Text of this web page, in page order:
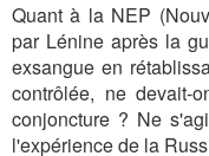
Quant à la NEP
par Lénine après la
exsangue en
contrôlée, ne
conjoncture ? Ne
l'expérience de la